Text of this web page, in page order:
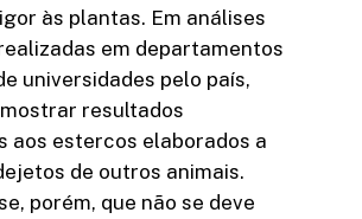
às plantas. Em análises
em departamentos
universidades pelo país,
resultados
aos estercos elaborados a
de outros animais.
porém, que não se deve